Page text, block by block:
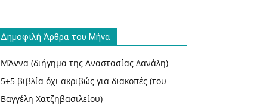
Δημοφιλή Άρθρα του Μήνα
ΜΆννα (διήγημα της Αναστασίας Δανάλη)
5+5 βιβλία όχι ακριβώς για διακοπές (του
Βαγγέλη Χατζηβασιλείου)